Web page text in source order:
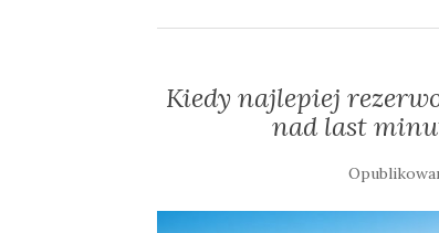
Kiedy najlepiej
nad last